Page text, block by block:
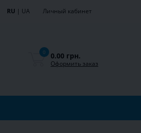
RU | UA Личный кабинет
0 0.00 грн.
Оформить заказ